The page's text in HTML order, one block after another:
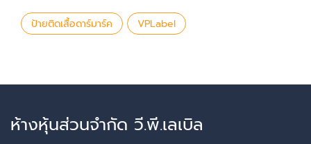
ป้ายติดเสื้อดาร์มาร์ค VPLabel
ห้างหุ้นส่วนจำกัด วี.พี.เลเบิล